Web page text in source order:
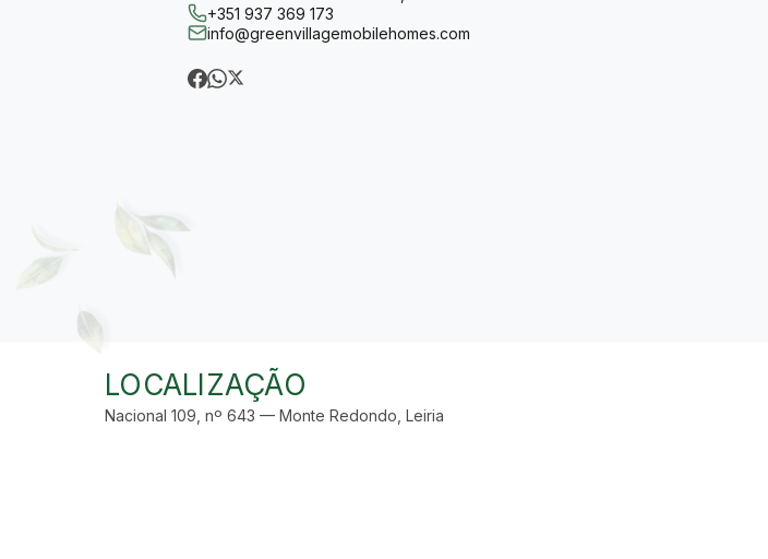
+351 937 369 173
info@greenvillagemobilehomes.com
LOCALIZAÇÃO
Nacional 109, nº 643 — Monte Redondo, Leiria